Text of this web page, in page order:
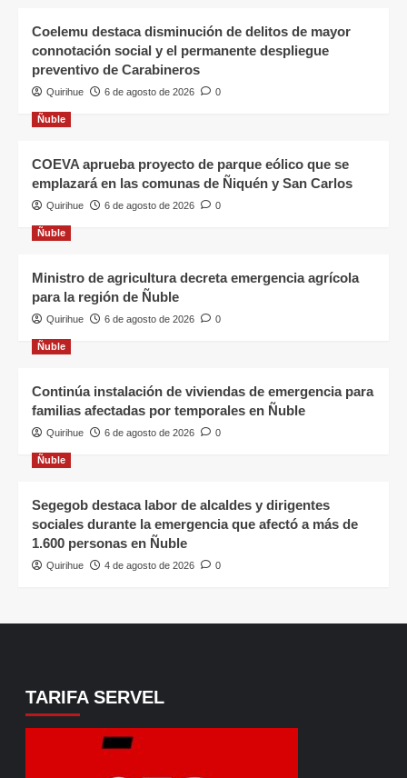
Coelemu destaca disminución de delitos de mayor
connotación social y el permanente despliegue
preventivo de Carabineros
Quirihue 6 de agosto de 2026 0
Ñuble
COEVA aprueba proyecto de parque eólico que se
emplazará en las comunas de Ñiquén y San Carlos
Quirihue 6 de agosto de 2026 0
Ñuble
Ministro de agricultura decreta emergencia agrícola
para la región de Ñuble
Quirihue 6 de agosto de 2026 0
Ñuble
Continúa instalación de viviendas de emergencia para
familias afectadas por temporales en Ñuble
Quirihue 6 de agosto de 2026 0
Ñuble
Segegob destaca labor de alcaldes y dirigentes
sociales durante la emergencia que afectó a más de
1.600 personas en Ñuble
Quirihue 4 de agosto de 2026 0
TARIFA SERVEL